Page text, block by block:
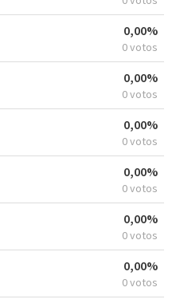
0,00%
0 votos
0,00%
0 votos
0,00%
0 votos
0,00%
0 votos
0,00%
0 votos
0,00%
0 votos